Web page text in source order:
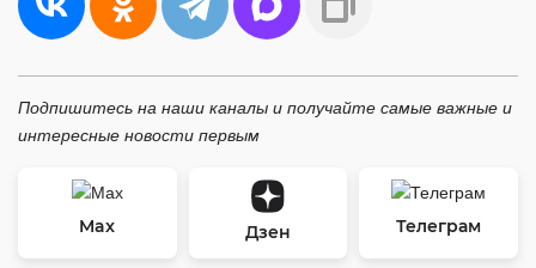
Подпишитесь на наши каналы и получайте самые важные и
интересные новости первым
Max Дзен Телеграм